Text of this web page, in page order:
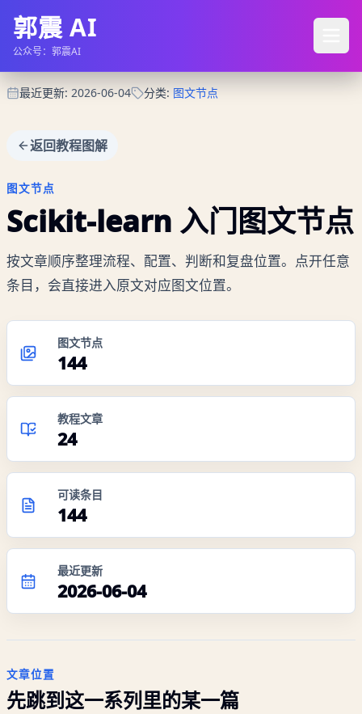
郭震 AI
公众号：郭震AI
最近更新: 2026-06-04 分类: 图文节点
返回教程图解
图文节点
Scikit-learn 入门图文节点
按文章顺序整理流程、配置、判断和复盘位置。点开任意
条目，会直接进入原文对应图文位置。
图文节点
144
教程文章
24
可读条目
144
最近更新
2026-06-04
文章位置
先跳到这一系列里的某一篇